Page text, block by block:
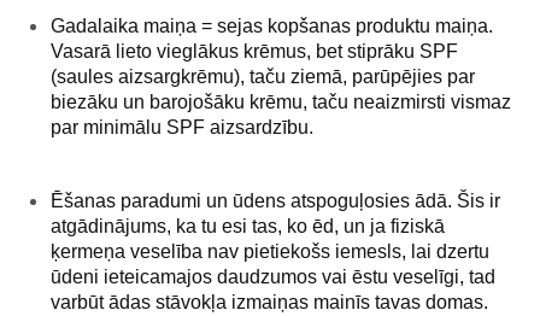
Gadalaika maiņa = sejas kopšanas produktu maiņa.
Vasarā lieto vieglākus krēmus, bet stiprāku SPF
(saules aizsargkrēmu), taču ziemā, parūpējies par
biezāku un barojošāku krēmu, taču neaizmirsti vismaz
par minimālu SPF aizsardzību.
Ēšanas paradumi un ūdens atspoguļosies ādā. Šis ir
atgādinājums, ka tu esi tas, ko ēd, un ja fiziskā
ķermeņa veselība nav pietiekošs iemesls, lai dzertu
ūdeni ieteicamajos daudzumos vai ēstu veselīgi, tad
varbūt ādas stāvokļa izmaiņas mainīs tavas domas.